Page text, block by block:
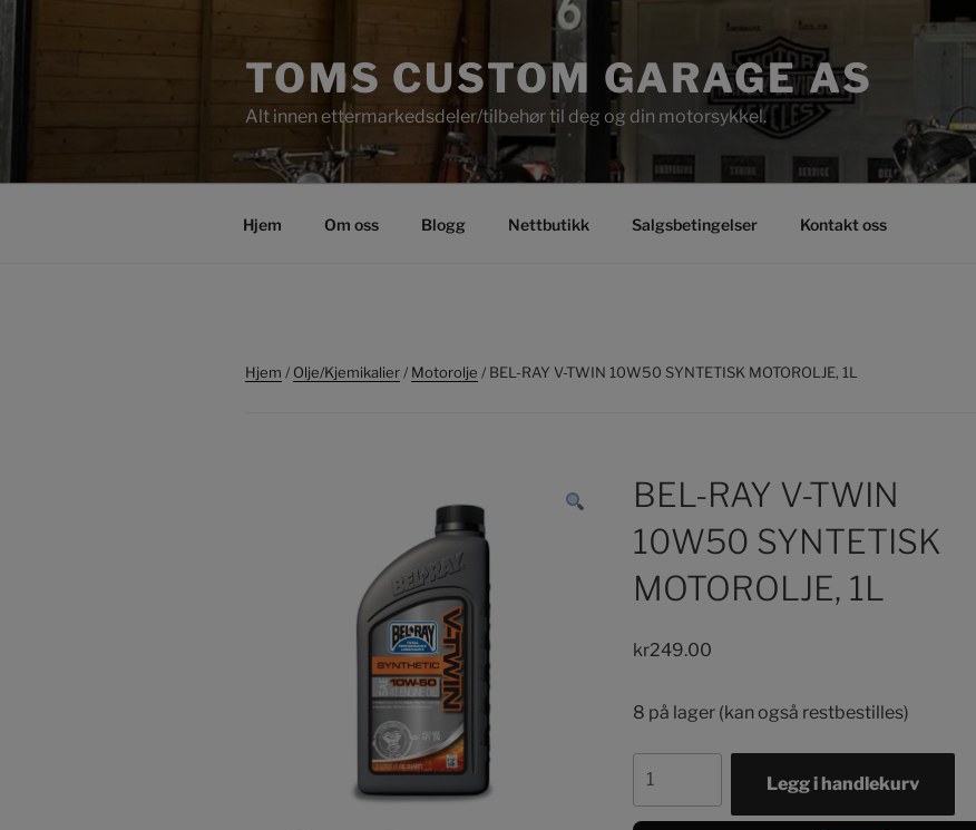
TOMS CUSTOM GARAGE AS
Alt innen ettermarkedsdeler/tilbehør til deg og din motorsykkel.
Hjem Om oss Blogg Nettbutikk Salgsbetingelser Kontakt oss
Hjem / Olje/Kjemikalier / Motorolje / BEL-RAY V-TWIN 10W50 SYNTETISK MOTOROLJE, 1L
BEL-RAY V-TWIN
10W50 SYNTETISK
MOTOROLJE, 1L
kr249.00
8 på lager (kan også restbestilles)
RAY
V-
Legg i handlekurv